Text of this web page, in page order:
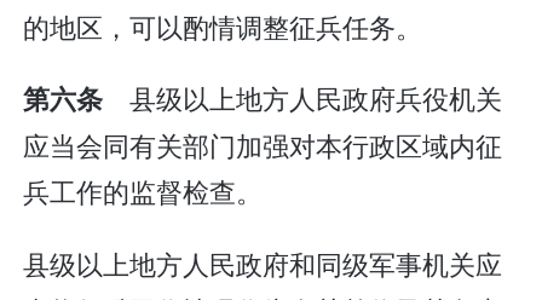
的地区，可以酌情调整征兵任务。
第六条 县级以上地方人民政府兵役机关
应当会同有关部门加强对本行政区域内征
兵工作的监督检查。
县级以上地方人民政府和同级军事机关应